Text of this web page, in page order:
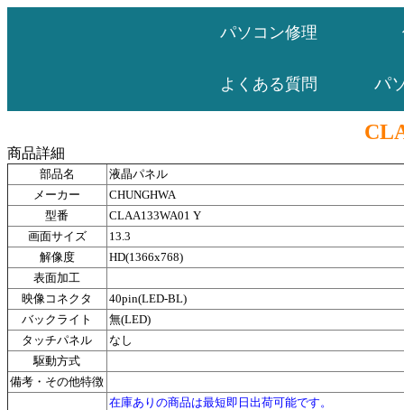
パソコン修理
よくある質問 パ
商品詳細
部品名
液晶パネル
メーカー
CHUNGHWA
型番
CLAA133WA01 Y
画面サイズ
13.3
解像度
HD(1366x768)
表面加工
映像コネクタ
40pin(LED-BL)
バックライト
無(LED)
タッチパネル
なし
駆動方式
備考・その他特徴
在庫ありの商品は最短即日出荷可能です。